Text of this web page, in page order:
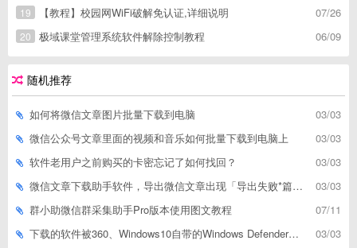
07/26
19
【教程】校园网WiFi破解免认证,详细说明
06/09
20 极域课堂管理系统软件解除控制教程
随机推荐
03/03
如何将微信文章图片批量下载到电脑
03/03
微信公众号文章里面的视频和音乐如何批量下载到电脑上
03/03
软件老用户之前购买的卡密忘记了如何找回？
03/03
微信文章下载助手软件，导出微信文章出现「导出失败*篇」如何解决
07/11
群小助微信群采集助手Pro版本使用图文教程
03/03
下载的软件被360、Windows10自带的Windows Defender、腾讯管家等杀毒软件误删了怎么解决